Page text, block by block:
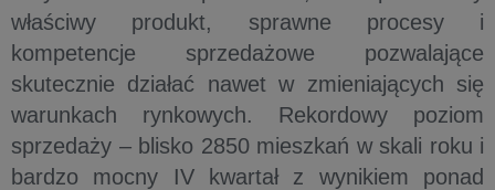
właściwy produkt, sprawne procesy i
kompetencje sprzedażowe pozwalające
skutecznie działać nawet w zmieniających się
warunkach rynkowych. Rekordowy poziom
sprzedaży – blisko 2850 mieszkań w skali roku i
bardzo mocny IV kwartał z wynikiem ponad